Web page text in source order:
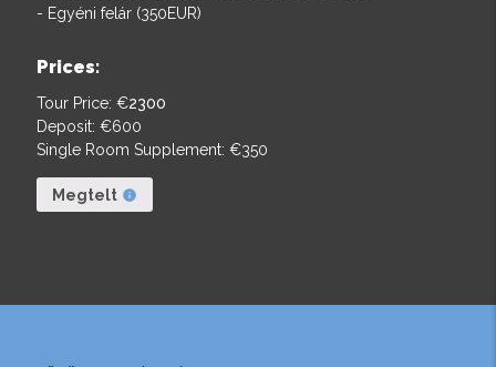
- Egyéni felár (350EUR)
Prices:
Tour Price: €2300
Deposit: €600
Single Room Supplement: €350
Megtelt info